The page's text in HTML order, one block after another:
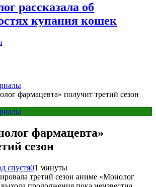
рассказала об
купания кошек
фармацевта» получит третий сезон
фармацевта»
сезон
спустя01 минуты
третий сезон аниме «Монолог